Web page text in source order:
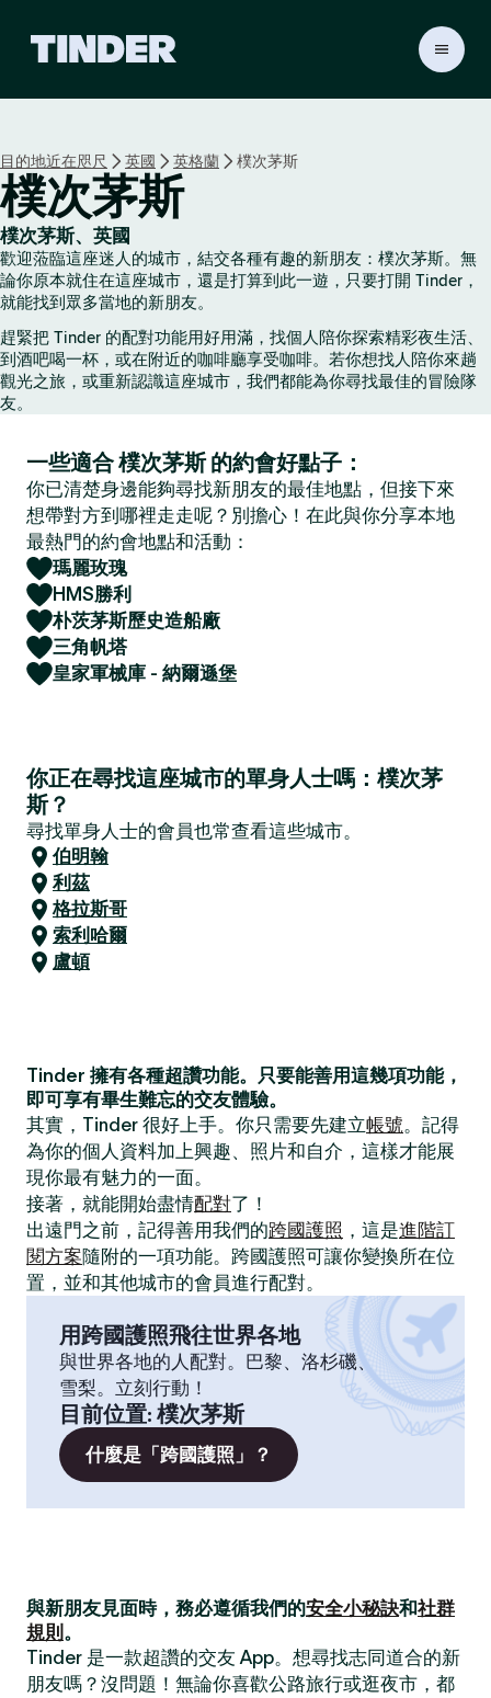
r
首
目的地近在咫尺 英國 英格蘭 樸次茅斯
樸次茅斯
樸次茅斯、英國
歡迎蒞臨這座迷人的城市，結交各種有趣的新朋友：樸次茅斯。無
論你原本就住在這座城市，還是打算到此一遊，只要打開 Tinder，
就能找到眾多當地的新朋友。
趕緊把 Tinder 的配對功能用好用滿，找個人陪你探索精彩夜生活、
到酒吧喝一杯，或在附近的咖啡廳享受咖啡。若你想找人陪你來趟
觀光之旅，或重新認識這座城市，我們都能為你尋找最佳的冒險隊
友。
一些適合 樸次茅斯 的約會好點子：
你已清楚身邊能夠尋找新朋友的最佳地點，但接下來
想帶對方到哪裡走走呢？別擔心！在此與你分享本地
最熱門的約會地點和活動：
瑪麗玫瑰
HMS勝利
朴茨茅斯歷史造船廠
三角帆塔
皇家軍械庫 - 納爾遜堡
你正在尋找這座城市的單身人士嗎：樸次茅
斯？
尋找單身人士的會員也常查看這些城市。
伯明翰
利茲
格拉斯哥
索利哈爾
盧頓
Tinder 擁有各種超讚功能。只要能善用這幾項功能，
即可享有畢生難忘的交友體驗。
其實，Tinder 很好上手。你只需要先建立帳號。記得
為你的個人資料加上興趣、照片和自介，這樣才能展
現你最有魅力的一面。
接著，就能開始盡情配對了！
出遠門之前，記得善用我們的跨國護照 ，這是進階訂
閱方案隨附的一項功能。跨國護照可讓你變換所在位
置，並和其他城市的會員進行配對。
用跨國護照飛往世界各地
與世界各地的人配對。巴黎、洛杉磯、
雪梨。立刻行動！
目前位置: 樸次茅斯
什麼是「跨國護照」？
與新朋友見面時，務必遵循我們的安全小秘訣和社群
規則 。
Tinder 是一款超讚的交友 App。想尋找志同道合的新
朋友嗎？沒問題！無論你喜歡公路旅行或逛夜市，都